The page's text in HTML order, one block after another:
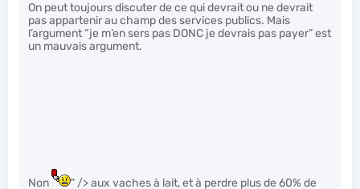
On peut toujours discuter de ce qui devrait ou ne devrait
pas appartenir au champ des services publics. Mais
l’argument “je m’en sers pas DONC je devrais pas payer” est
un mauvais argument.
Non
" /> aux vaches à lait, et à perdre plus de 60% de